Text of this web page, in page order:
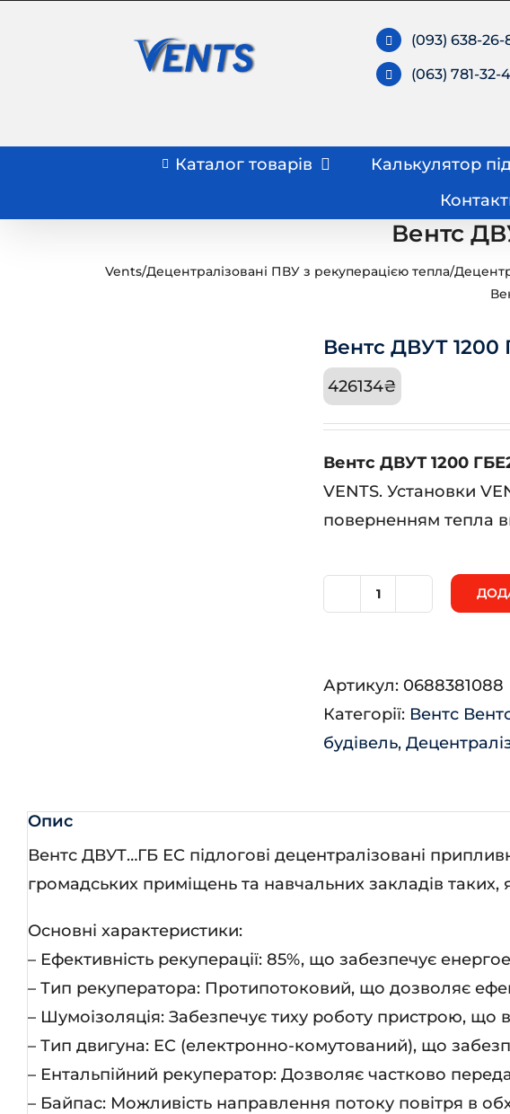
(093) 638-26-
(063) 781-32-
Каталог товарів Калькулятор
Вентс
Vents/Децентралізовані ПВУ з рекуперацією тепла/
Вентс ДВУТ 1200
426134₴
Вентс ДВУТ 1200
VENTS. Установки
поверненням тепла
ГБЕ2
ЕС
Л
В.2
Артикул: 0688381088
Категорії: Вентс
будівель,
Опис
Вентс ДВУТ…ГБ ЕС підлогові децентралізовані
громадських приміщень та навчальних закладів таких,
Основні характеристики:
– Ефективність рекуперації: 85%, що забезпечує
– Тип рекуператора: Протипотоковий, що дозволяє
– Шумоізоляція: Забезпечує тиху роботу пристрою, що
– Тип двигуна: EC (електронно-комутований), що
– Ентальпійний рекуператор: Дозволяє частково
– Байпас: Можливість направлення потоку повітря в